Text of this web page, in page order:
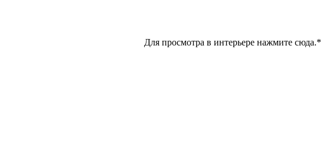
Для просмотра в интерьере нажмите сюда.*